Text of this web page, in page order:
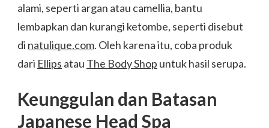
alami, seperti argan atau camellia, bantu
lembapkan dan kurangi ketombe, seperti disebut
di natulique.com. Oleh karena itu, coba produk
dari Ellips atau The Body Shop untuk hasil serupa.
Keunggulan dan Batasan
Japanese Head Spa